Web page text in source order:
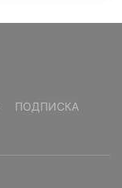
ПОДПИСКА